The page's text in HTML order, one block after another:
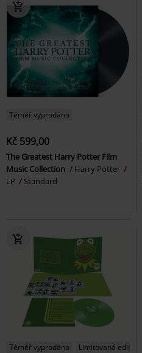
Téměř vyprodáno
Kč 599,00
The Greatest Harry Potter Film
Music Collection
Harry Potter
LP
Standard
Téměř vyprodáno Limitovaná edice